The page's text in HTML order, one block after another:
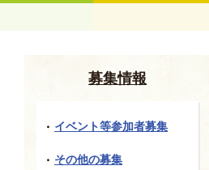
募集情報
イベント等参加者募集
その他の募集